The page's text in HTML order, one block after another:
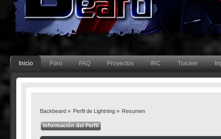
Inicio Foro FAQ Proyectos IRC Tracker
Backbeard» Perfil de Lightning» Resumen
Información del Perfil